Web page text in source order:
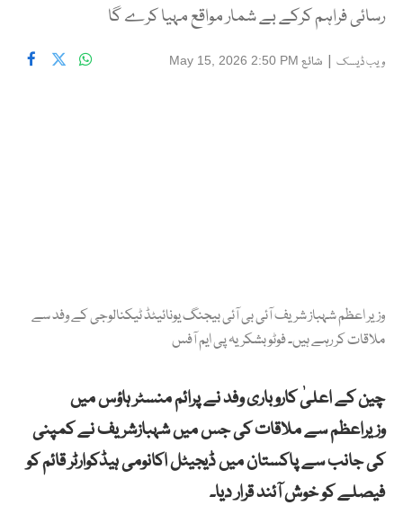
رسائی فراہم کرکے بے شمار مواقع مہیا کرے گا
ویب ڈیسک | شائع May 15, 2026 2:50 PM
وزیر اعظم شہباز شریف آئی بی آئی بیجنگ یونائیٹڈ ٹیکنالوجی کے وفد سے
ملاقات کر رہے ہیں۔ فوٹو بشکریہ پی ایم آفس
چین کے اعلیٰ کاروباری وفد نے پرائم منسٹر ہاؤس میں
وزیراعظم سے ملاقات کی جس میں شہبازشریف نے کمپنی
کی جانب سے پاکستان میں ڈیجیٹل اکانومی ہیڈکوارٹر قائم کو
فیصلے کو خوش آئند قرار دیا۔